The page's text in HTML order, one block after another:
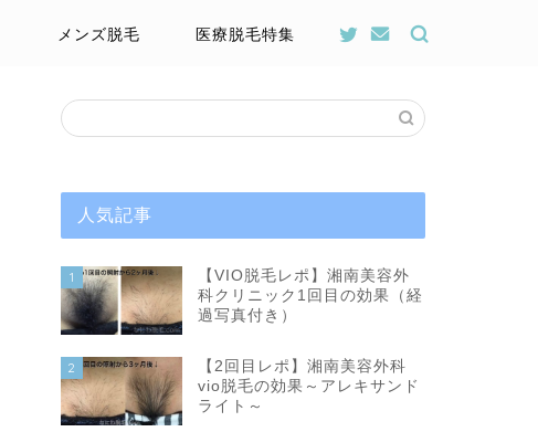
メンズ脱毛 医療脱毛特集
人気記事
1
【VIO脱毛レポ】湘南美容外
科クリニック1回目の効果（経
過写真付き）
2
【2回目レポ】湘南美容外科
vio脱毛の効果～アレキサンド
ライト～